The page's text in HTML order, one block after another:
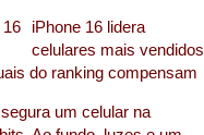
iPhone 16 lidera
celulares mais vendidos
do ranking compensam